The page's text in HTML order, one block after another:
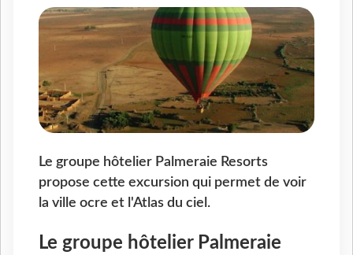
Le groupe hôtelier Palmeraie Resorts
propose cette excursion qui permet de voir
la ville ocre et l'Atlas du ciel.
Le groupe hôtelier Palmeraie